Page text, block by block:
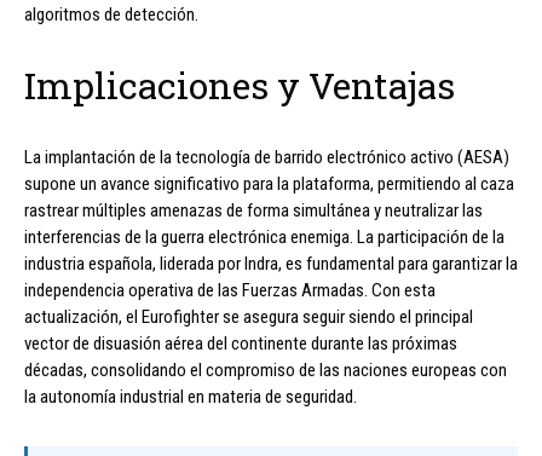
algoritmos de detección.
Implicaciones y Ventajas
La implantación de la tecnología de barrido electrónico activo (AESA)
supone un avance significativo para la plataforma, permitiendo al caza
rastrear múltiples amenazas de forma simultánea y neutralizar las
interferencias de la guerra electrónica enemiga. La participación de la
industria española, liderada por Indra, es fundamental para garantizar la
independencia operativa de las Fuerzas Armadas. Con esta
actualización, el Eurofighter se asegura seguir siendo el principal
vector de disuasión aérea del continente durante las próximas
décadas, consolidando el compromiso de las naciones europeas con
la autonomía industrial en materia de seguridad.